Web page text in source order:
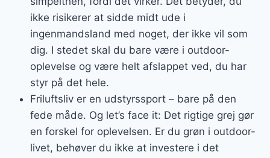
ikke risikerer at sidde midt ude i
ingenmandsland med noget, der ikke vil som
dig. I stedet skal du bare være i outdoor-
oplevelse og være helt afslappet ved, du har
styr på det hele.
Friluftsliv er en udstyrssport – bare på den
fede måde. Og let’s face it: Det rigtige grej gør
en forskel for oplevelsen. Er du grøn i outdoor-
livet, behøver du ikke at investere i det